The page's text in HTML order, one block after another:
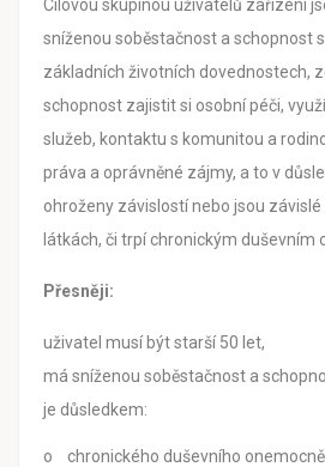
Cílovou skupinou uživatelů zařízení
sníženou soběstačnost a schopnost
základních životních dovednostech,
schopnost zajistit si osobní péči,
služeb, kontaktu s komunitou a
práva a oprávněné zájmy, a to v
ohroženy závislostí nebo jsou
látkách, či trpí chronickým duševním
Přesněji:
uživatel musí být starší 50 let,
má sníženou soběstačnost a
je důsledkem:
o chronického duševního